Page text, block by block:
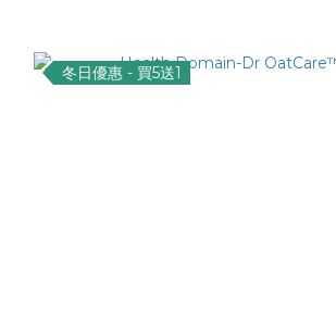
冬日優惠 - 買5送1